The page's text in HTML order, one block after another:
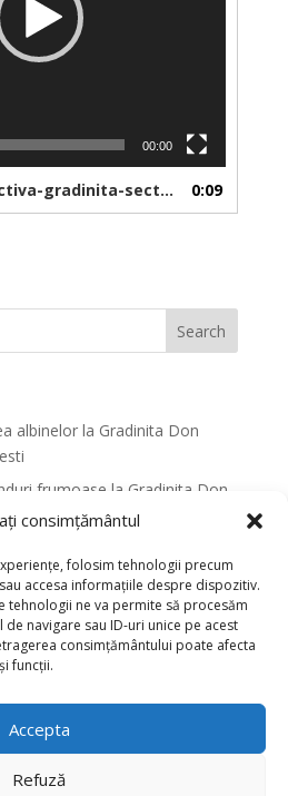
consimțământul
folosim tehnologii precum
accesa informațiile despre dispozitiv.
tehnologii ne va permite să procesăm
navigare sau ID-uri unice pe acest
consimțământului poate afecta
funcții.
Accepta
Refuză
00:00
gradinita-sector-2 0:09
albinelor la Gradinita Don
frumoase la Gradinita Don
pentru dezvoltarea
Gradinita Don Castor Sector 2